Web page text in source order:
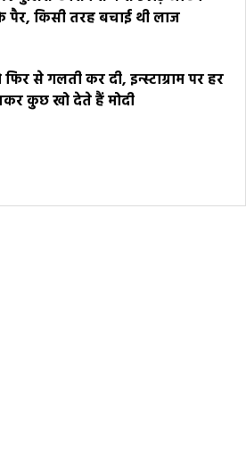
पैर, किसी तरह बचाई थी लाज
फिर से गलती कर दी, इन्स्टाग्राम पर हर
कुछ खो देते हैं मोदी